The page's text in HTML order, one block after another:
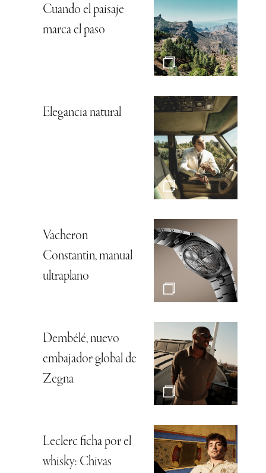
Cuando el paisaje
marca el paso
Elegancia natural
Vacheron
Constantin, manual
ultraplano
Dembélé, nuevo
embajador global de
Zegna
Leclerc ficha por el
whisky: Chivas